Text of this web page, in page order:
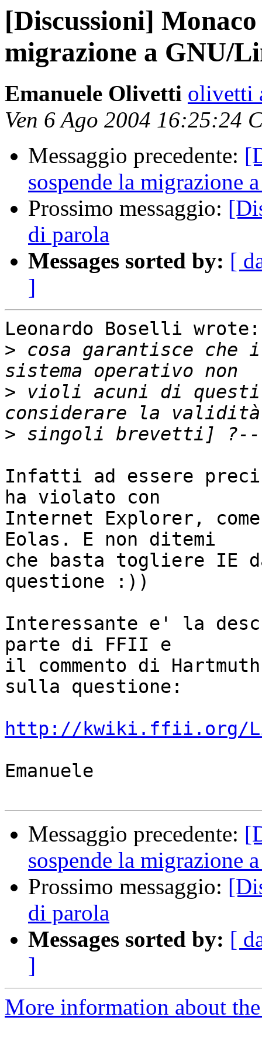
[Discussioni]
migrazione a GNU/
Emanuele Olivetti olivetti
Ven 6 Ago 2004 16:25:24
Messaggio precedente:
sospende la migrazione
Prossimo messaggio:
di parola
Messages sorted by: [
]
Leonardo Boselli wrote:
> cosa garantisce che
> violi acuni di
>
Infatti ad essere
ha violato con
Internet Explorer,
Eolas. E non ditemi
che basta togliere IE
questione :))
Interessante e' la
parte di FFII e
il commento di
sulla questione:
http://kwiki.ffii.org/
Emanuele
Messaggio precedente:
sospende la migrazione
Prossimo messaggio:
di parola
Messages sorted by: [
]
More information about